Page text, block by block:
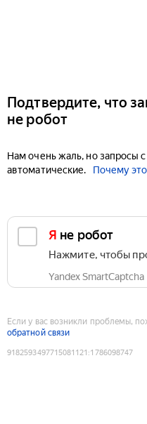
Подтвердите, что
не робот
Нам очень жаль, но запросы
автоматические.
Почему
Я не робот
Нажмите, чтобы
Yandex SmartCaptcha
Если у вас возникли проблемы,
обратной связи
9182593497715081121 :1786098747